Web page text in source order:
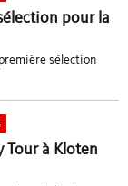
pour la
sélection
Tour à Kloten